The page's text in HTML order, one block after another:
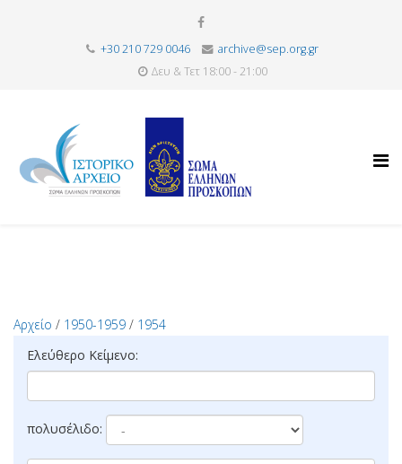
+30 210 729 0046
archive@sep.org.gr
Δευ & Τετ 18:00 - 21:00
Αρχείο / 1950-1959 / 1954
Ελεύθερο Κείμενο:
πολυσέλιδο: